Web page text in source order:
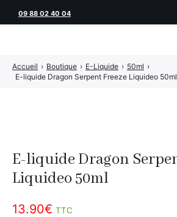
E-liquide Dragon
Liquideo 50ml
13.90€ TTC
Accueil › Boutique › E-Liquide › 50ml ›
E-liquide Dragon Serpent Freeze Liquideo 50ml
09 88 02 40 04
Tubeuses
Rouleuses